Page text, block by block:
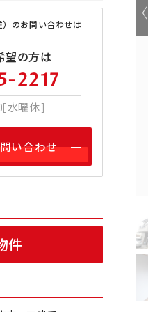
のお問い合わせは
望の方は
2217
水曜休]
い合わせ
件